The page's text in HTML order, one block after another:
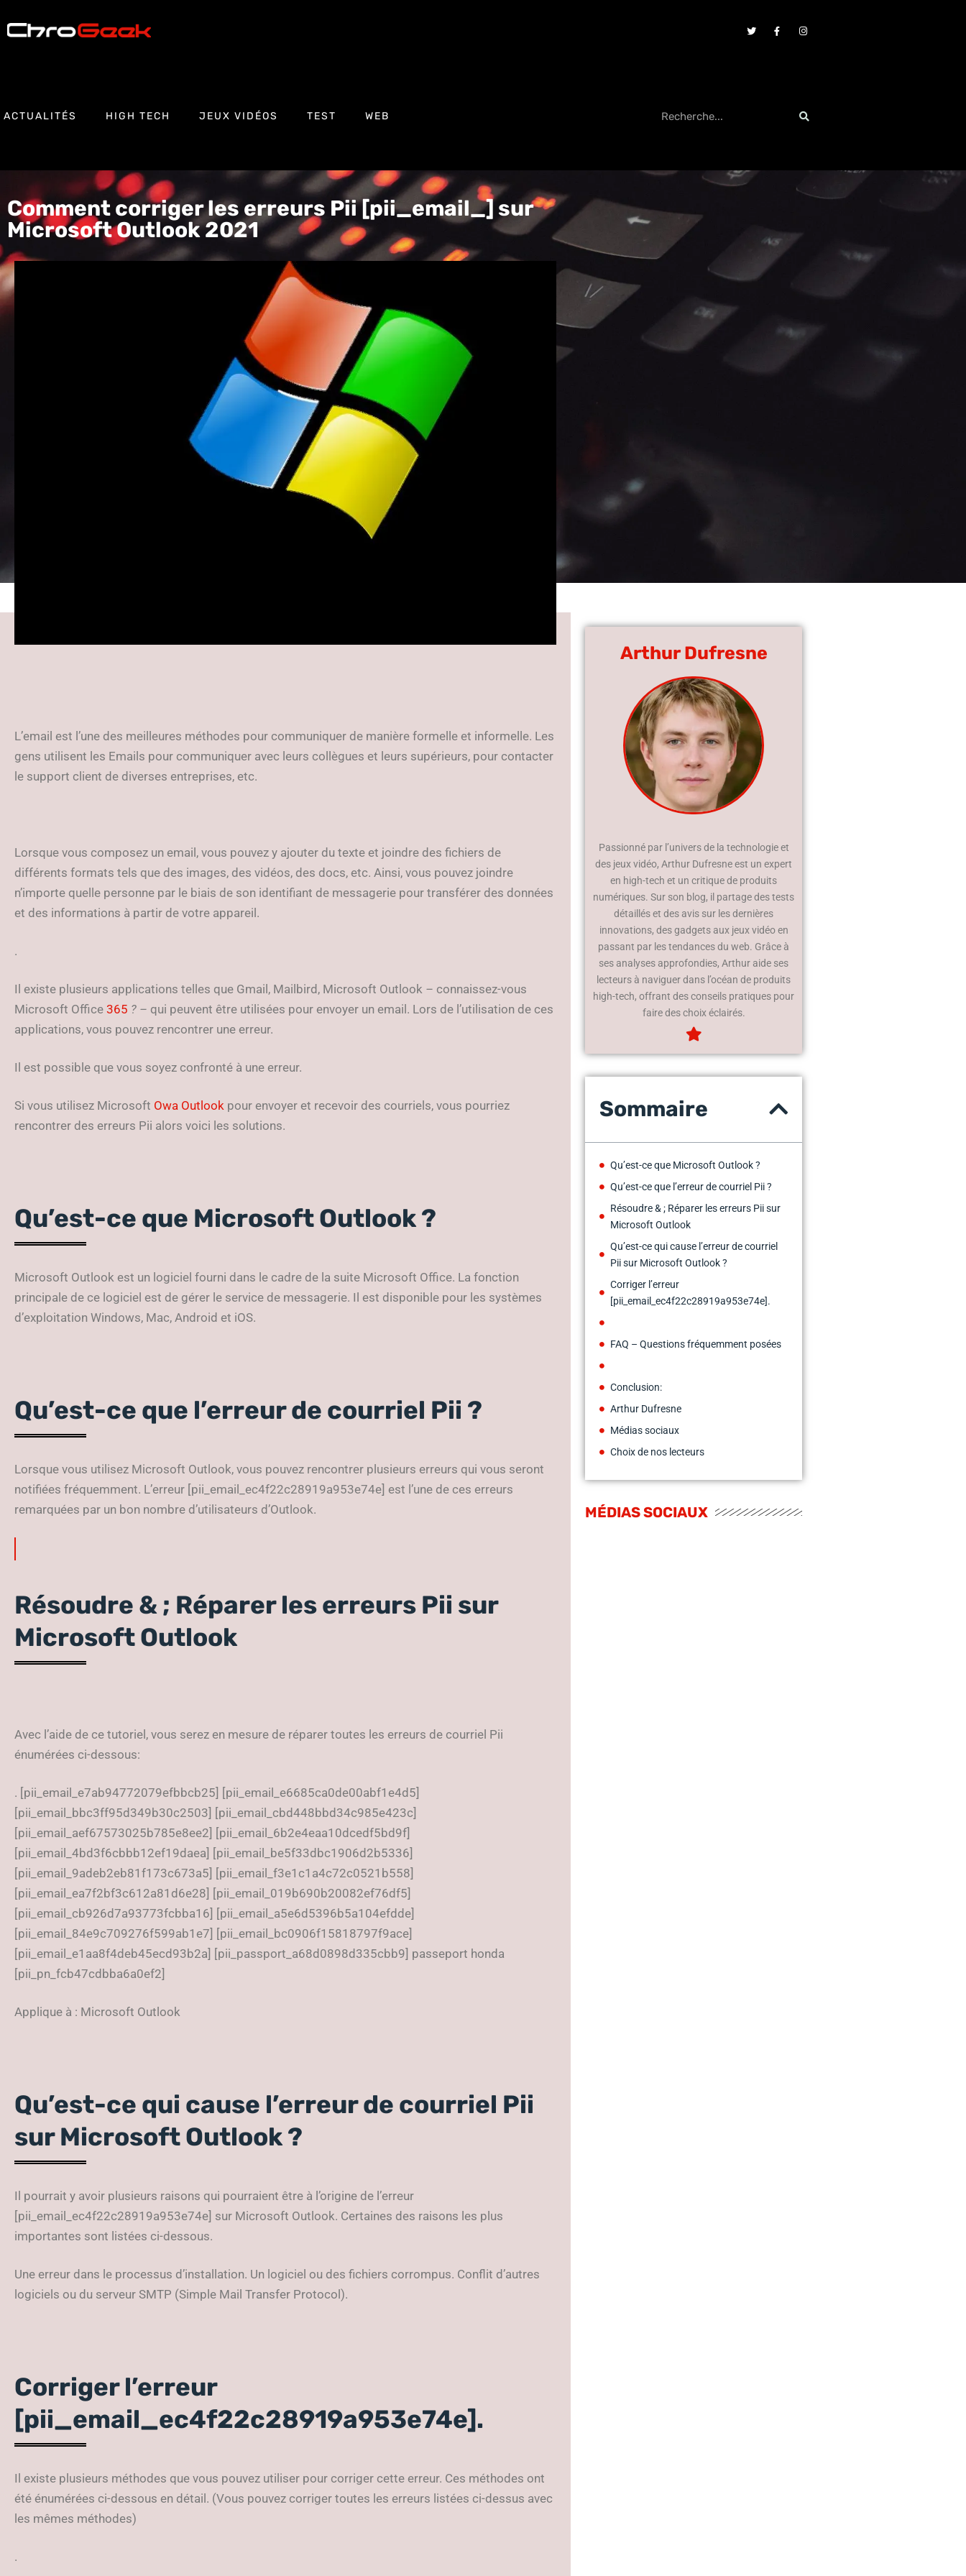
ACTUALITÉS HIGH TECH JEUX VIDÉOS TEST WEB
Comment corriger les erreurs Pii [pii_email_] sur
Microsoft Outlook 2021
L’email est l’une des meilleures méthodes pour communiquer de manière formelle et informelle. Les
gens utilisent les Emails pour communiquer avec leurs collègues et leurs supérieurs, pour contacter
le support client de diverses entreprises, etc.
Lorsque vous composez un email, vous pouvez y ajouter du texte et joindre des fichiers de
différents formats tels que des images, des vidéos, des docs, etc. Ainsi, vous pouvez joindre
n’importe quelle personne par le biais de son identifiant de messagerie pour transférer des données
et des informations à partir de votre appareil.
.
Il existe plusieurs applications telles que Gmail, Mailbird, Microsoft Outlook – connaissez-vous
Microsoft Office 365 ? – qui peuvent être utilisées pour envoyer un email. Lors de l’utilisation de ces
applications, vous pouvez rencontrer une erreur.
Il est possible que vous soyez confronté à une erreur.
Si vous utilisez Microsoft Owa Outlook pour envoyer et recevoir des courriels, vous pourriez
rencontrer des erreurs Pii alors voici les solutions.
Qu’est-ce que Microsoft Outlook ?
Microsoft Outlook est un logiciel fourni dans le cadre de la suite Microsoft Office. La fonction
principale de ce logiciel est de gérer le service de messagerie. Il est disponible pour les systèmes
d’exploitation Windows, Mac, Android et iOS.
Qu’est-ce que l’erreur de courriel Pii ?
Lorsque vous utilisez Microsoft Outlook, vous pouvez rencontrer plusieurs erreurs qui vous seront
notifiées fréquemment. L’erreur [pii_email_ec4f22c28919a953e74e] est l’une de ces erreurs
remarquées par un bon nombre d’utilisateurs d’Outlook.
Résoudre & ; Réparer les erreurs Pii sur
Microsoft Outlook
Avec l’aide de ce tutoriel, vous serez en mesure de réparer toutes les erreurs de courriel Pii
énumérées ci-dessous:
. [pii_email_e7ab94772079efbbcb25] [pii_email_e6685ca0de00abf1e4d5]
[pii_email_bbc3ff95d349b30c2503] [pii_email_cbd448bbd34c985e423c]
[pii_email_aef67573025b785e8ee2] [pii_email_6b2e4eaa10dcedf5bd9f]
[pii_email_4bd3f6cbbb12ef19daea] [pii_email_be5f33dbc1906d2b5336]
[pii_email_9adeb2eb81f173c673a5] [pii_email_f3e1c1a4c72c0521b558]
[pii_email_ea7f2bf3c612a81d6e28] [pii_email_019b690b20082ef76df5]
[pii_email_cb926d7a93773fcbba16] [pii_email_a5e6d5396b5a104efdde]
[pii_email_84e9c709276f599ab1e7] [pii_email_bc0906f15818797f9ace]
[pii_email_e1aa8f4deb45ecd93b2a] [pii_passport_a68d0898d335cbb9] passeport honda
[pii_pn_fcb47cdbba6a0ef2]
Applique à : Microsoft Outlook
Qu’est-ce qui cause l’erreur de courriel Pii
sur Microsoft Outlook ?
Il pourrait y avoir plusieurs raisons qui pourraient être à l’origine de l’erreur
[pii_email_ec4f22c28919a953e74e] sur Microsoft Outlook. Certaines des raisons les plus
importantes sont listées ci-dessous.
Une erreur dans le processus d’installation. Un logiciel ou des fichiers corrompus. Conflit d’autres
logiciels ou du serveur SMTP (Simple Mail Transfer Protocol).
Corriger l’erreur
[pii_email_ec4f22c28919a953e74e].
Il existe plusieurs méthodes que vous pouvez utiliser pour corriger cette erreur. Ces méthodes ont
été énumérées ci-dessous en détail. (Vous pouvez corriger toutes les erreurs listées ci-dessus avec
les mêmes méthodes)
.
Arthur Dufresne
Passionné par l’univers de la technologie et
des jeux vidéo, Arthur Dufresne est un expert
en high-tech et un critique de produits
numériques. Sur son blog, il partage des tests
détaillés et des avis sur les dernières
innovations, des gadgets aux jeux vidéo en
passant par les tendances du web. Grâce à
ses analyses approfondies, Arthur aide ses
lecteurs à naviguer dans l’océan de produits
high-tech, offrant des conseils pratiques pour
faire des choix éclairés.
Sommaire
Qu’est-ce que Microsoft Outlook ?
Qu’est-ce que l’erreur de courriel Pii ?
Résoudre & ; Réparer les erreurs Pii sur
Microsoft Outlook
Qu’est-ce qui cause l’erreur de courriel
Pii sur Microsoft Outlook ?
Corriger l’erreur
[pii_email_ec4f22c28919a953e74e].
FAQ – Questions fréquemment posées
Conclusion:
Arthur Dufresne
Médias sociaux
Choix de nos lecteurs
MÉDIAS SOCIAUX